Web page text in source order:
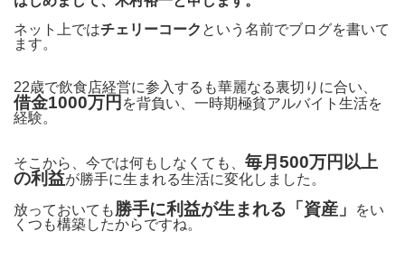
ネット上ではチェリーコーク という名前でブログを書いて
ます。
22歳で飲食店経営に参入するも華麗なる裏切りに合い、
借金1000万円 を背負い、一時期極貧アルバイト生活を
経験。
そこから、今では何もしなくても、 毎月500万円以上
の利益が勝手に生まれる生活に変化しました。
放っておいても 勝手に利益が生まれる「資産」
をい
くつも構築したからですね。